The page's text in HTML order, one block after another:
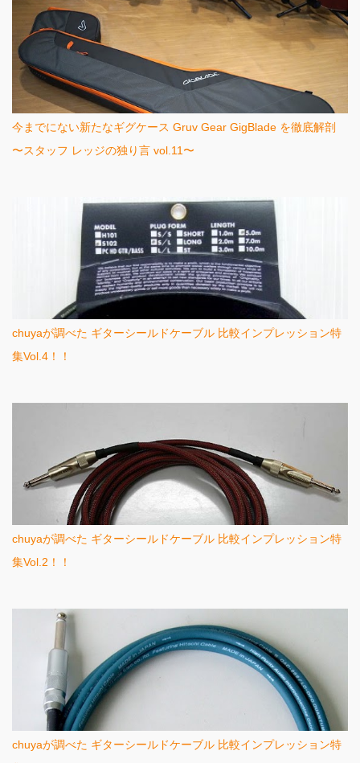
今までにない新たなギグケース Gruv Gear GigBlade を徹底解剖
〜スタッフ レッジの独り言 vol.11〜
chuyaが調べた ギターシールドケーブル 比較インプレッション特
集Vol.4！！
chuyaが調べた ギターシールドケーブル 比較インプレッション特
集Vol.2！！
chuyaが調べた ギターシールドケーブル 比較インプレッション特